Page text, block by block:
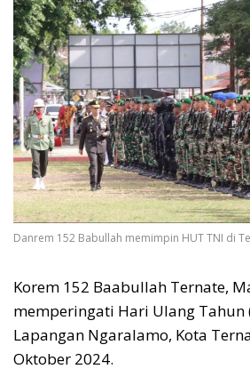
Danrem 152 Babullah memimpin HUT TNI di
Korem 152 Baabullah Ternate,
memperingati Hari Ulang Tahun
Lapangan Ngaralamo, Kota
Oktober 2024.